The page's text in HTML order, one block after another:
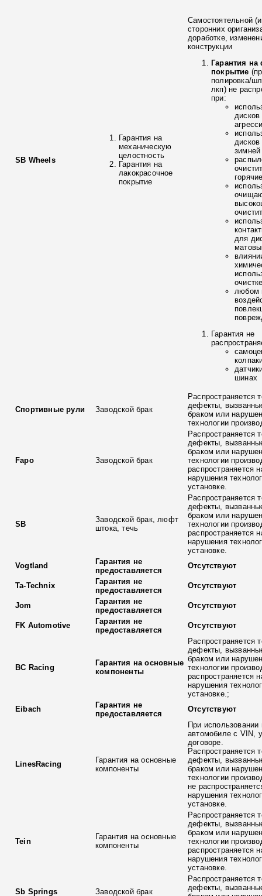
SB Wheels
Гарантия на
механическую
целостность
Гарантия на
лакокрасочное
покрытие
Самостоятельной
сторонних
доработке,
конструкции
Гарантия
покрытие
полировка/
лкп) не
при:
зимней
для
любом
Гарантия не
шинах
Спортивные рули Заводской брак
Распространяется
дефекты,
браком или
технологии
Fapo Заводской брак
Распространяется
дефекты,
браком или
технологии
распространяется
нарушения
установке.
SB
Заводской брак, люфт
штока, течь
Распространяется
дефекты,
браком или
технологии
распространяется
нарушения
установке.
Vogtland
Гарантия не
предоставляется
Отсутствуют
Ta-Technix
Гарантия не
предоставляется
Отсутствуют
Jom
Гарантия не
предоставляется
Отсутствуют
FK Automotive
Гарантия не
предоставляется
Отсутствуют
BC Racing
Гарантия на основные
компоненты
Распространяется
дефекты,
браком или
технологии
распространяется
нарушения
установке.;
Eibach
Гарантия не
предоставляется
Отсутствуют
LinesRacing
Гарантия на основные
компоненты
При использовании
автомобиле с VIN,
договоре.
Распространяется
дефекты,
браком или
технологии
не
нарушения
установке.
Tein
Гарантия на основные
компоненты
Распространяется
дефекты,
браком или
технологии
распространяется
нарушения
установке.
Sb Springs Заводской брак
Распространяется
дефекты,